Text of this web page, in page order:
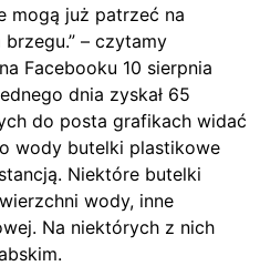
mogą już patrzeć na
– czytamy
Facebooku 10 sierpnia
dnia zyskał 65
do posta grafikach widać
wody butelki plastikowe
Niektóre butelki
wody, inne
Na niektórych z nich